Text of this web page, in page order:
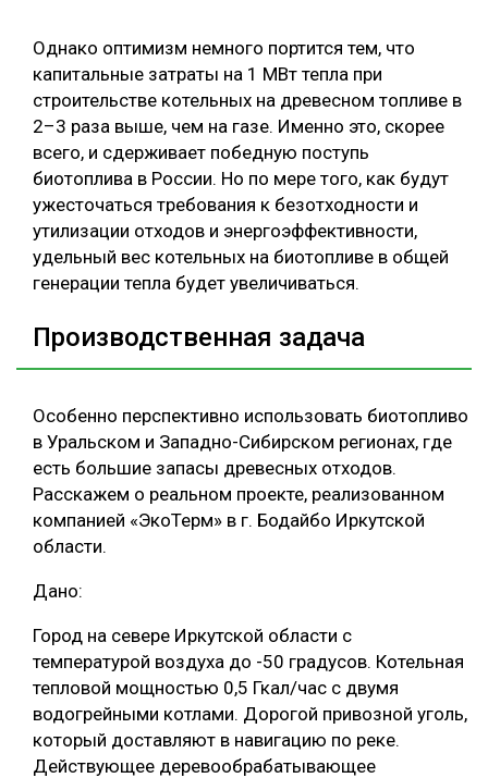
Однако оптимизм немного портится тем, что
капитальные затраты на 1 МВт тепла при
строительстве котельных на древесном топливе в
2–3 раза выше, чем на газе. Именно это, скорее
всего, и сдерживает победную поступь
биотоплива в России. Но по мере того, как будут
ужесточаться требования к безотходности и
утилизации отходов и энергоэффективности,
удельный вес котельных на биотопливе в общей
генерации тепла будет увеличиваться.
Производственная задача
Особенно перспективно использовать биотопливо
в Уральском и Западно-Сибирском регионах, где
есть большие запасы древесных отходов.
Расскажем о реальном проекте, реализованном
компанией «ЭкоТерм» в г. Бодайбо Иркутской
области.
Дано:
Город на севере Иркутской области с
температурой воздуха до -50 градусов. Котельная
тепловой мощностью 0,5 Гкал/час с двумя
водогрейными котлами. Дорогой привозной уголь,
который доставляют в навигацию по реке.
Действующее деревообрабатывающее